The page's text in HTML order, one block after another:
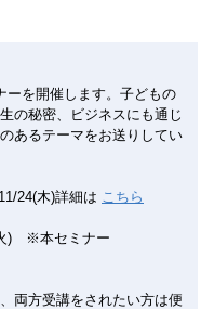
ーを開催します。子どもの
の秘密、ビジネスにも通じ
あるテーマをお送りしてい
24(木)詳細は こちら
) ※本セミナー
両方受講をされたい方は便